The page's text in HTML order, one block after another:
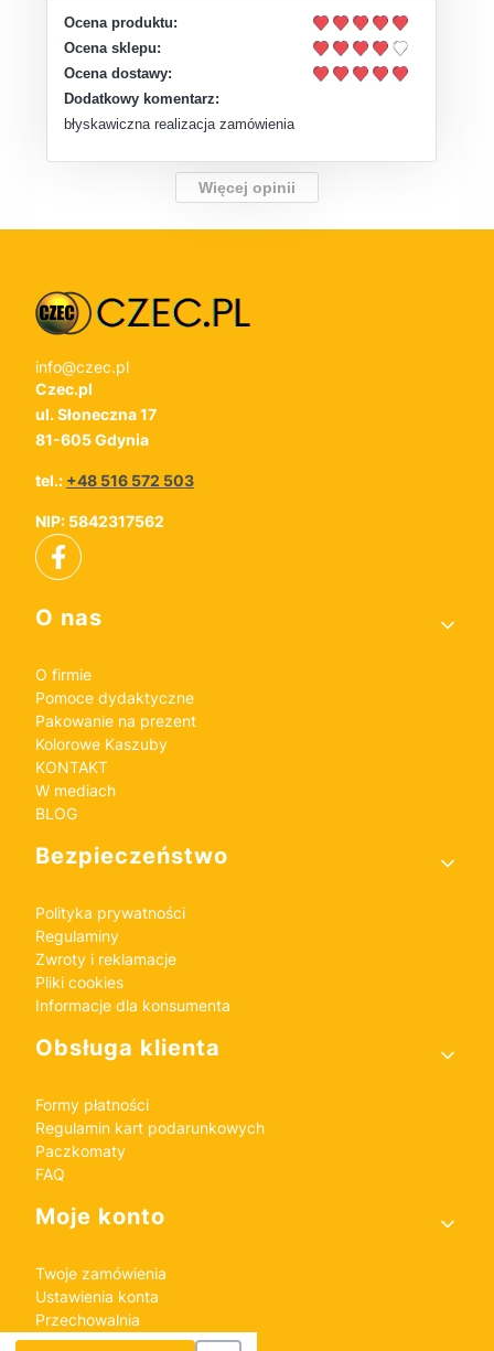
Ocena produktu:
Ocena sklepu:
Ocena dostawy:
Dodatkowy komentarz:
błyskawiczna realizacja zamówienia
Więcej opinii
info@czec.pl
Czec.pl
ul. Słoneczna 17
81-605 Gdynia
tel.: +48 516 572 503
NIP: 5842317562
Linki w stopce
O nas
O firmie
Pomoce dydaktyczne
Pakowanie na prezent
Kolorowe Kaszuby
KONTAKT
W mediach
BLOG
Bezpieczeństwo
Polityka prywatności
Regulaminy
Zwroty i reklamacje
Pliki cookies
Informacje dla konsumenta
Obsługa klienta
Formy płatności
Regulamin kart podarunkowych
Paczkomaty
FAQ
Moje konto
Twoje zamówienia
Ustawienia konta
Przechowalnia